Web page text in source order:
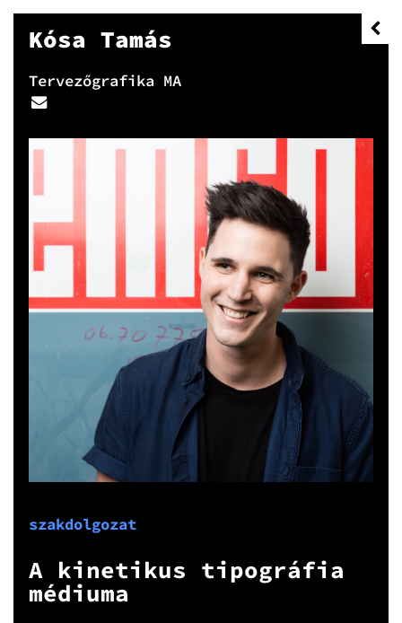
Kósa Tamás
Tervezőgrafika MA
szakdolgozat
A kinetikus tipográfia
médiuma